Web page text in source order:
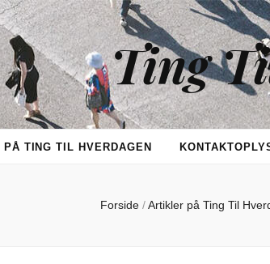
Ting
TING TIL HVERDAGEN
Forside / Artikler på Ting Til